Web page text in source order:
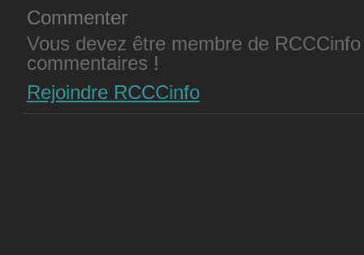
Commenter
Vous devez être membre de
commentaires !
Rejoindre RCCCinfo